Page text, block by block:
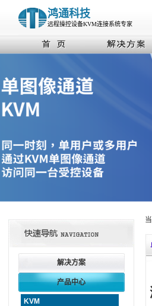
鸿通科技
远程操控设备KVM连接系统专家
解决方案
产品中心
KVM